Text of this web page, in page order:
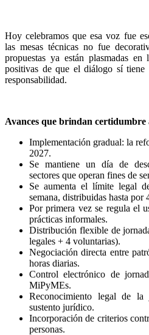
Hoy celebramos que esa voz fue
las mesas técnicas no fue
propuestas ya están plasmadas
positivas de que el diálogo sí tiene
responsabilidad.
Avances que brindan
Implementación gradual: la
2027.
Se mantiene un día de
sectores que operan fines de
Se aumenta el límite legal
semana, distribuidas hasta por
Por primera vez se regula el
prácticas informales.
Distribución flexible de
legales + 4 voluntarias).
Negociación directa entre
horas diarias.
Control electrónico de
MiPyMEs.
Reconocimiento legal de la
sustento jurídico.
Incorporación de criterios
personas.